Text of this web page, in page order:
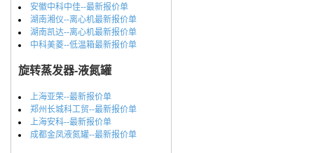
安徽中科中佳--最新报价单
湖南湘仪--离心机最新报价单
湖南凯达--离心机最新报价单
中科美菱--低温箱最新报价单
旋转蒸发器-液氮罐
上海亚荣--最新报价单
郑州长城科工贸--最新报价单
上海安科--最新报价单
成都金凤液氮罐--最新报价单